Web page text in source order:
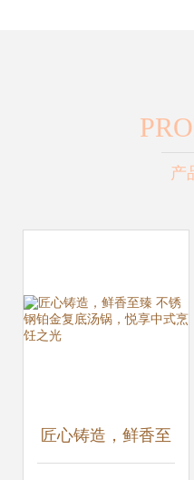
产
匠心铸造，鲜香至